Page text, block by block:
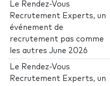
Le Rendez-Vous
Recrutement Experts, un
événement de
recrutement pas comme
les autres June 2026
Le Rendez-Vous
Recrutement Experts, un